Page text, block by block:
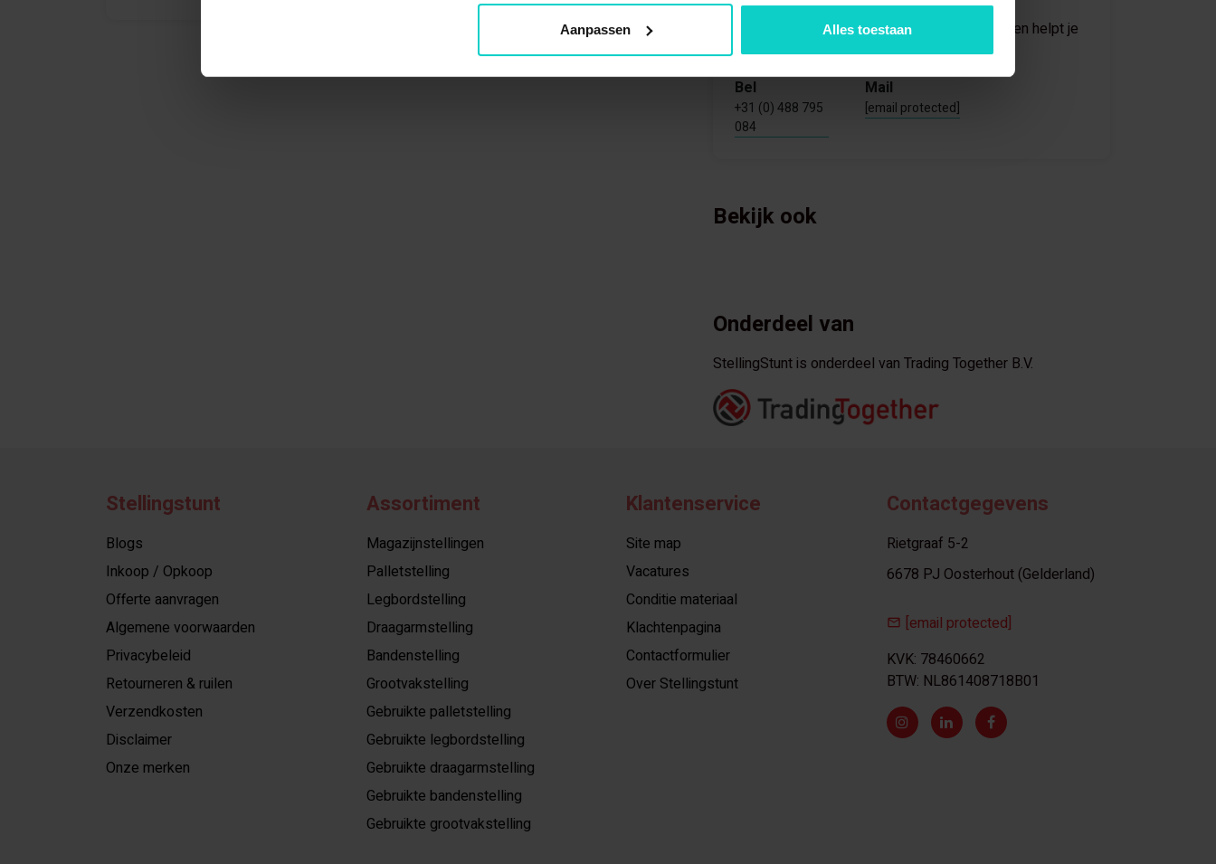
Aanpassen Alles toestaan
Eén van onze specialisten helpt je
graag verder.
Bel
+31 (0) 488 795
084
Mail
[email protected]
Bekijk ook
Onderdeel van
StellingStunt is onderdeel van Trading Together B.V.
Stellingstunt
Blogs
Inkoop / Opkoop
Offerte aanvragen
Algemene voorwaarden
Privacybeleid
Retourneren & ruilen
Verzendkosten
Disclaimer
Onze merken
Assortiment
Magazijnstellingen
Palletstelling
Legbordstelling
Draagarmstelling
Bandenstelling
Grootvakstelling
Gebruikte palletstelling
Gebruikte legbordstelling
Gebruikte draagarmstelling
Gebruikte bandenstelling
Gebruikte grootvakstelling
Klantenservice
Site map
Vacatures
Conditie materiaal
Klachtenpagina
Contactformulier
Over Stellingstunt
Contactgegevens
Rietgraaf 5-2
6678 PJ Oosterhout (Gelderland)
[email protected]
KVK: 78460662
BTW: NL861408718B01